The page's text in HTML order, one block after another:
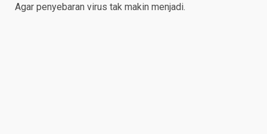
Agar penyebaran virus tak makin menjadi.